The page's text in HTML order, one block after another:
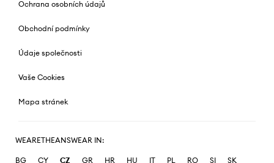
Ochrana osobních údajů
Obchodní podmínky
Údaje společnosti
Vaše Cookies
Mapa stránek
WEARETHEANSWEAR IN:
BG CY CZ GR HR HU IT PL RO SI SK